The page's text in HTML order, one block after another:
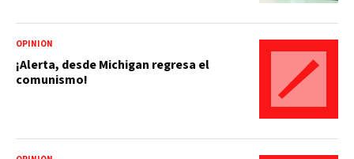
OPINIÓN
¡Alerta, desde Michigan regresa el
comunismo!